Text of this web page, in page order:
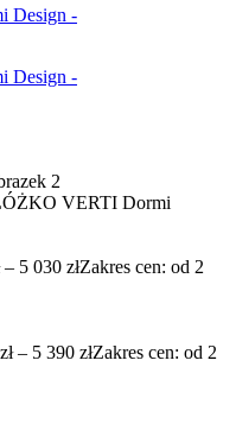
VERTI Dormi
– 5 030 złZakres cen: od 2
zł – 5 390 złZakres cen: od 2